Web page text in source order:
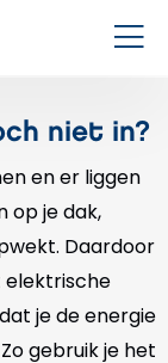
niet in?
en er liggen
op je dak,
Daardoor
elektrische
je de energie
gebruik je het